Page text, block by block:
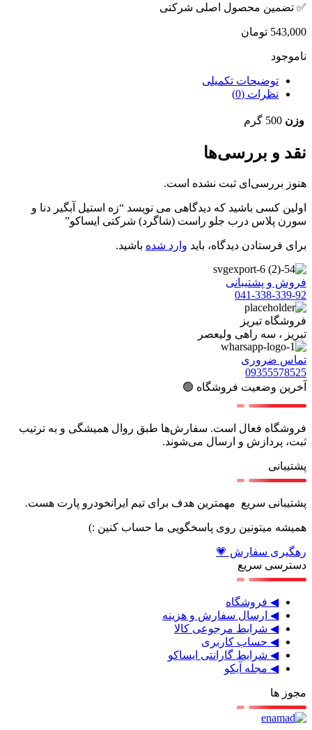
✅ تضمین محصول اصلی شرکتی
543,000 تومان
ناموجود
توضیحات تکمیلی
نظرات (0)
وزن 500 گرم
نقد و بررسی‌ها
هنوز بررسی‌ای ثبت نشده است.
اولین کسی باشید که دیدگاهی می نویسد “زه استیل آبگیر دنا و
سورن پلاس درب جلو راست (شاگرد) شرکتی ایساکو”
برای فرستادن دیدگاه، باید وارد شده باشید.
فروش و پشتیبانی
041-338-339-92
فروشگاه تبریز
تبریز ، سه راهی ولیعصر
تماس ضروری
09355578525
آخرین وضعیت فروشگاه 🟢
فروشگاه فعال است. سفارش‌ها طبق روال همیشگی و به ترتیب
ثبت، پردازش و ارسال می‌شوند.
پشتیبانی
پشتیبانی سریع مهمترین هدف برای تیم ایرانخودرو پارت هست.
همیشه میتونین روی پاسخگویی ما حساب کنین :)
رهگیری سفارش 💗
دسترسی سریع
◀ فروشگاه
◀ ارسال سفارش و هزینه
◀ شرایط مرجوعی کالا
◀ حساب کاربری
◀ شرایط گارانتی ایساکو
◀ مجله آیکو
مجوز ها